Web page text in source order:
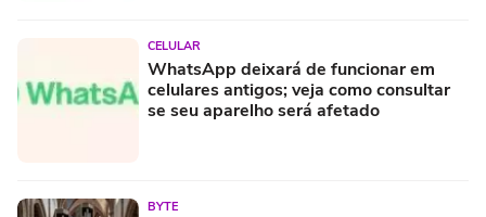
CELULAR
WhatsApp deixará de funcionar em
celulares antigos; veja como consultar
se seu aparelho será afetado
BYTE